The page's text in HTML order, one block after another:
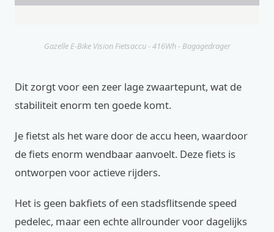
Gazelle E-Bike Vision Fietsaccu - 416Wh - Bagagedrager
Dit zorgt voor een zeer lage zwaartepunt, wat de
stabiliteit enorm ten goede komt.
Je fietst als het ware door de accu heen, waardoor
de fiets enorm wendbaar aanvoelt. Deze fiets is
ontworpen voor actieve rijders.
Het is geen bakfiets of een stadsflitsende speed
pedelec, maar een echte allrounder voor dagelijks